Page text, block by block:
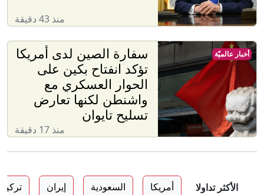
منذ 43 دقيقة
سفارة الصين لدى أمريكا
تؤكد انفتاح بكين على
الحوار العسكري مع
واشنطن لكنها تعارض
تسليح تايوان
منذ 17 دقيقة
أخبار عالميّة
الأكثر تداولا أمريكا السعودية إيران تركيا